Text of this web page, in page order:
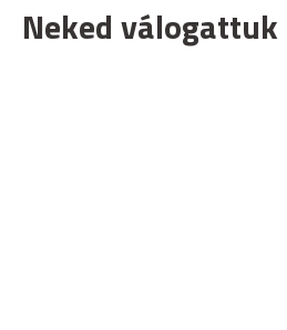
Neked válogattuk